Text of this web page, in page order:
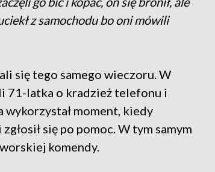
z samochodu bo oni mówili
się tego samego wieczoru. W
71-latka o kradzież telefonu i
wykorzystał moment, kiedy
się po pomoc. W tym samym
komendy.